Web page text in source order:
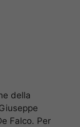
della
Falco. Per